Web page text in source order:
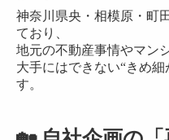
神奈川県央・相模原・町
ており、
地元の不動産事情やマン
大手にはできない“きめ
す。